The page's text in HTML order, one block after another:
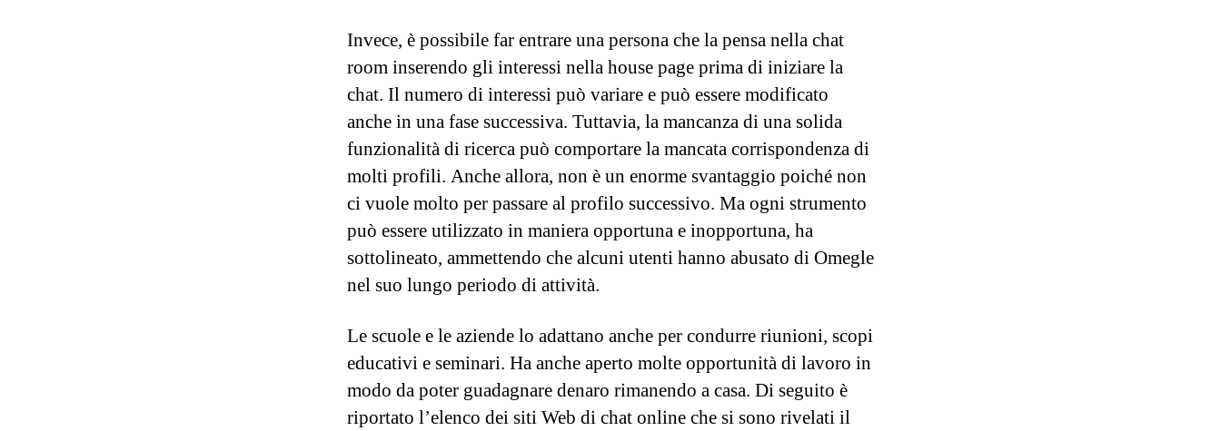
Invece, è possibile far entrare una persona che la pensa nella chat
room inserendo gli interessi nella house page prima di iniziare la
chat. Il numero di interessi può variare e può essere modificato
anche in una fase successiva. Tuttavia, la mancanza di una solida
funzionalità di ricerca può comportare la mancata corrispondenza di
molti profili. Anche allora, non è un enorme svantaggio poiché non
ci vuole molto per passare al profilo successivo. Ma ogni strumento
può essere utilizzato in maniera opportuna e inopportuna, ha
sottolineato, ammettendo che alcuni utenti hanno abusato di Omegle
nel suo lungo periodo di attività.
Le scuole e le aziende lo adattano anche per condurre riunioni, scopi
educativi e seminari. Ha anche aperto molte opportunità di lavoro in
modo da poter guadagnare denaro rimanendo a casa. Di seguito è
riportato l’elenco dei siti Web di chat online che si sono rivelati il